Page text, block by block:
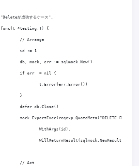
		"Deleteが成功するケース",
		func(t *testing.T) {
			// Arrange
			id := 1
			db, mock, err := sqlmock.New()
			if err != nil {
				t.Error(err.Error())
			}
			defer db.Close()
mock.ExpectExec(regexp.QuoteMeta("DELETE FROM
				WithArgs(id).
				WillReturnResult(sqlmock.NewResult(1, 1))
			// Act